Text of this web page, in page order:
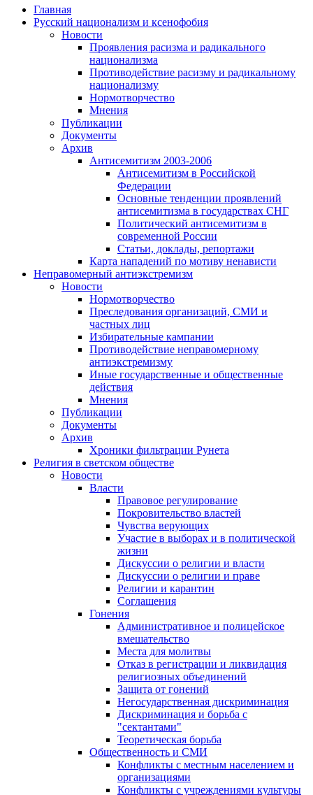
Главная
Русский национализм и ксенофобия
Новости
Проявления расизма и радикального
национализма
Противодействие расизму и радикальному
национализму
Нормотворчество
Мнения
Публикации
Документы
Архив
Антисемитизм 2003-2006
Антисемитизм в Российской
Федерации
Основные тенденции проявлений
антисемитизма в государствах СНГ
Политический антисемитизм в
современной России
Статьи, доклады, репортажи
Карта нападений по мотиву ненависти
Неправомерный антиэкстремизм
Новости
Нормотворчество
Преследования организаций, СМИ и
частных лиц
Избирательные кампании
Противодействие неправомерному
антиэкстремизму
Иные государственные и общественные
действия
Мнения
Публикации
Документы
Архив
Хроники фильтрации Рунета
Религия в светском обществе
Новости
Власти
Правовое регулирование
Покровительство властей
Чувства верующих
Участие в выборах и в политической
жизни
Дискуссии о религии и власти
Дискуссии о религии и праве
Религии и карантин
Соглашения
Гонения
Административное и полицейское
вмешательство
Места для молитвы
Отказ в регистрации и ликвидация
религиозных объединений
Защита от гонений
Негосударственная дискриминация
Дискриминация и борьба с
"сектантами"
Теоретическая борьба
Общественность и СМИ
Конфликты с местным населением и
организациями
Конфликты с учреждениями культуры